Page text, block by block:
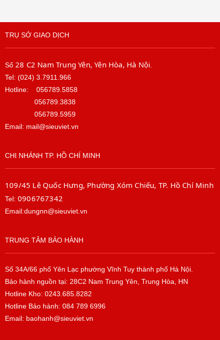
TRỤ SỞ GIAO DỊCH
Số 28 C2 Nam Trung Yên, Yên Hòa, Hà Nội
Tel: (024) 3.7911.966
Hotline: 056789.5858
056789.3838
056789.5959
Email: mail@sieuviet.vn
CHI NHÁNH TP. HỒ CHÍ MINH
109/45 Lê Quốc Hưng, Phường Xóm Chiếu, TP. Hồ Chí Minh
Tel: 0906767342
Email:dungnn@sieuviet.vn
TRUNG TÂM BẢO HÀNH
Số 34A/66 phố Yên Lạc phường Vĩnh Tuy thành phố Hà Nội.
Bảo hành nguồn tại: 28C2 Nam Trung Yên, Trung Hòa, HN
Hotline Kho: 0243.685.8282
Hotline Bảo hành: 084 789 6996
Email: baohanh@sieuviet.vn